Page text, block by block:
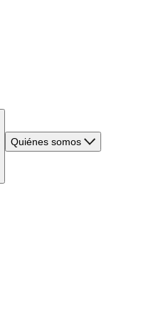
Quiénes somos